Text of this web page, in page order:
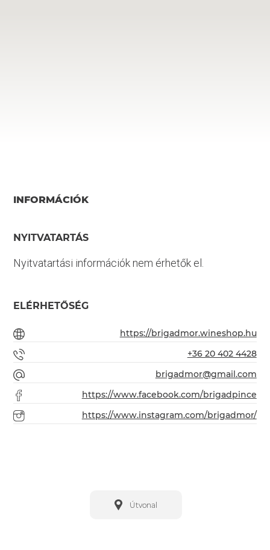
INFORMÁCIÓK
NYITVATARTÁS
Nyitvatartási információk nem érhetők el.
ELÉRHETŐSÉG
https://brigadmor.wineshop.hu
+36 20 402 4428
brigadmor@gmail.com
https://www.facebook.com/brigadpince
https://www.instagram.com/brigadmor/
Útvonal